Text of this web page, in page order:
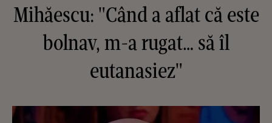
Mihăescu: "Când a aflat că este
bolnav, m-a rugat… să îl
eutanasiez"